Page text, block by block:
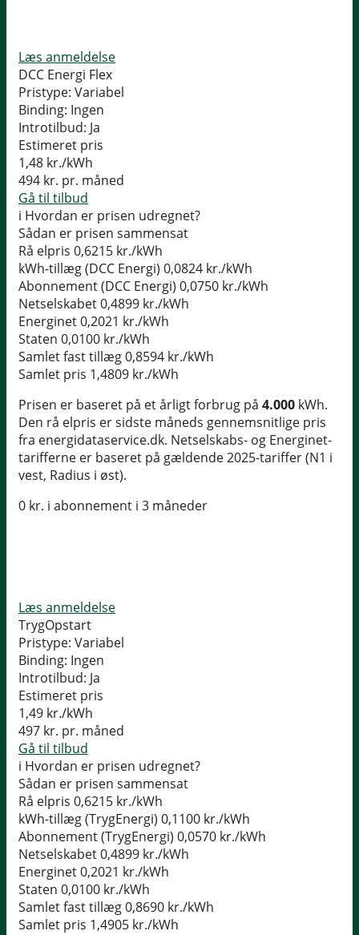
Læs anmeldelse
DCC Energi Flex
Pristype: Variabel
Binding: Ingen
Introtilbud: Ja
Estimeret pris
1,48 kr./kWh
494 kr. pr. måned
Gå til tilbud
i Hvordan er prisen udregnet?
Sådan er prisen sammensat
Rå elpris 0,6215 kr./kWh
kWh-tillæg (DCC Energi) 0,0824 kr./kWh
Abonnement (DCC Energi) 0,0750 kr./kWh
Netselskabet0,4899 kr./kWh
Energinet0,2021 kr./kWh
Staten 0,0100 kr./kWh
Samlet fast tillæg0,8594 kr./kWh
Samlet pris 1,4809 kr./kWh
Prisen er baseret på et årligt forbrug på 4.000 kWh.
Den rå elpris er sidste måneds gennemsnitlige pris
fra energidataservice.dk. Netselskabs- og Energinet-
tarifferne er baseret på gældende 2025-tariffer (N1 i
vest, Radius i øst).
0 kr. i abonnement i 3 måneder
Læs anmeldelse
TrygOpstart
Pristype: Variabel
Binding: Ingen
Introtilbud: Ja
Estimeret pris
1,49 kr./kWh
497 kr. pr. måned
Gå til tilbud
i Hvordan er prisen udregnet?
Sådan er prisen sammensat
Rå elpris 0,6215 kr./kWh
kWh-tillæg (TrygEnergi) 0,1100 kr./kWh
Abonnement (TrygEnergi) 0,0570 kr./kWh
Netselskabet0,4899 kr./kWh
Energinet0,2021 kr./kWh
Staten 0,0100 kr./kWh
Samlet fast tillæg0,8690 kr./kWh
Samlet pris 1,4905 kr./kWh